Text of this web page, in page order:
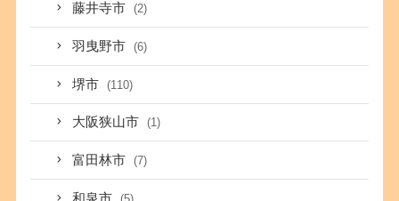
藤井寺市 (2)
羽曳野市 (6)
堺市 (110)
大阪狭山市 (1)
富田林市 (7)